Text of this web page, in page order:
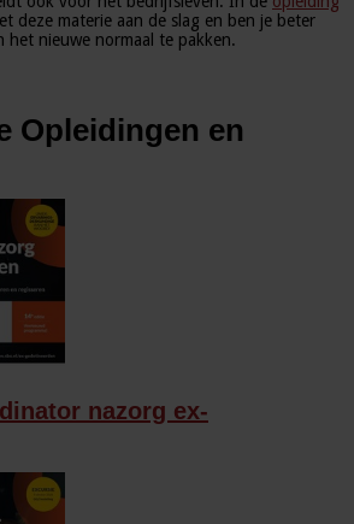
deze materie aan de slag en ben je beter
het nieuwe normaal te pakken.
Opleidingen en
nazorg ex-